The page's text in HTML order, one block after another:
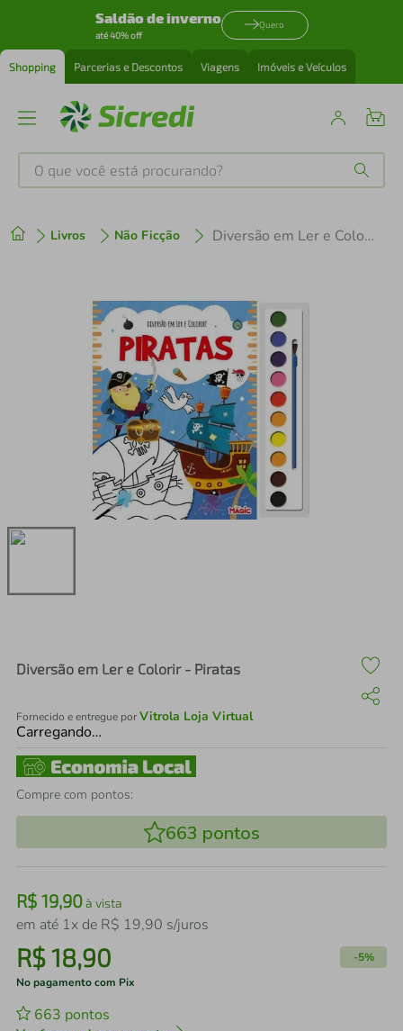
Saldão de inverno
até 40% off
Quero
Shopping Parcerias e Descontos Viagens Imóveis e Veículos
O que você está procurando?
Livros Não Ficção Diversão em Ler e Colorir - Piratas
Diversão em Ler e Colorir - Piratas
Fornecido e entregue porVitrola Loja Virtual
Carregando…
Compre com pontos:
663 pontos
R$ 19,90à vista
em até 1x de R$ 19,90 s/juros
R$18,90 -5%
No pagamento com Pix
663 pontos
cafeteira
perfume
air fryer
iphone